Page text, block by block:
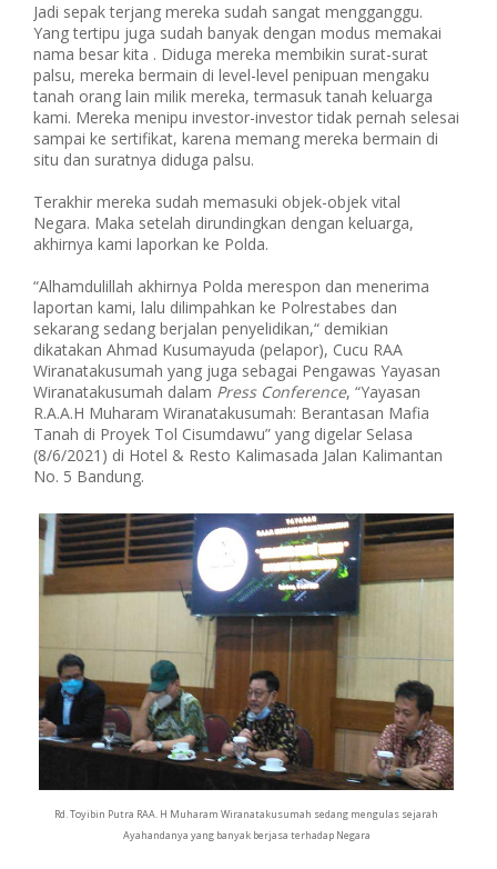
Jadi sepak terjang mereka sudah sangat mengganggu.
Yang tertipu juga sudah banyak dengan modus memakai
nama besar kita . Diduga mereka membikin surat-surat
palsu, mereka bermain di level-level penipuan mengaku
tanah orang lain milik mereka, termasuk tanah keluarga
kami. Mereka menipu investor-investor tidak pernah selesai
sampai ke sertifikat, karena memang mereka bermain di
situ dan suratnya diduga palsu.
Terakhir mereka sudah memasuki objek-objek vital
Negara. Maka setelah dirundingkan dengan keluarga,
akhirnya kami laporkan ke Polda.
“Alhamdulillah akhirnya Polda merespon dan menerima
laportan kami, lalu dilimpahkan ke Polrestabes dan
sekarang sedang berjalan penyelidikan,“ demikian
dikatakan Ahmad Kusumayuda (pelapor), Cucu RAA
Wiranatakusumah yang juga sebagai Pengawas Yayasan
Wiranatakusumah dalam Press Conference, “Yayasan
R.A.A.H Muharam Wiranatakusumah: Berantasan Mafia
Tanah di Proyek Tol Cisumdawu” yang digelar Selasa
(8/6/2021) di Hotel & Resto Kalimasada Jalan Kalimantan
No. 5 Bandung.
Rd. Toyibin Putra RAA. H Muharam Wiranatakusumah sedang mengulas sejarah
Ayahandanya yang banyak berjasa terhadap Negara